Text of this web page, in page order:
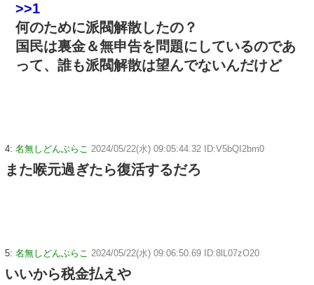
>>1
何のために派閥解散したの？
国民は裏金＆無申告を問題にしているのであ
って、誰も派閥解散は望んでないんだけど
4: 名無しどんぶらこ 2024/05/22(水) 09:05:44.32 ID:V5bQI2bm0
また喉元過ぎたら復活するだろ
5: 名無しどんぶらこ 2024/05/22(水) 09:06:50.69 ID:8lL07zO20
いいから税金払えや